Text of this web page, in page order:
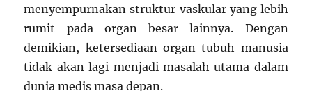
menyempurnakan struktur vaskular yang lebih
rumit pada organ besar lainnya. Dengan
demikian, ketersediaan organ tubuh manusia
tidak akan lagi menjadi masalah utama dalam
dunia medis masa depan.